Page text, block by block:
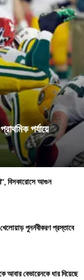
পর্যায়ে
বিসকারোসে আগুন
পুনর্নবীকরণ প্রস্তাবে
আবার বেভারেনকে ধার দিয়েছে